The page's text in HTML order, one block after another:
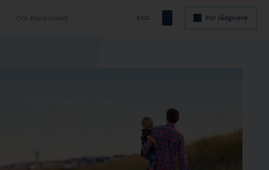
Om BankInvest ENG For rådgivere